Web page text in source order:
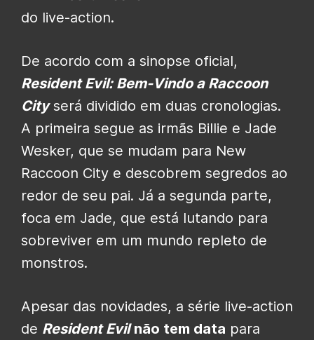
do live-action.
De acordo com a sinopse oficial,
Resident Evil: Bem-Vindo a Raccoon
Cityserá dividido em duas cronologias.
A primeira segue as irmãs Billie e Jade
Wesker, que se mudam para New
Raccoon City e descobrem segredos ao
redor de seu pai. Já a segunda parte,
foca em Jade, que está lutando para
sobreviver em um mundo repleto de
monstros.
Apesar das novidades, a série live-action
de Resident Evil não tem data para